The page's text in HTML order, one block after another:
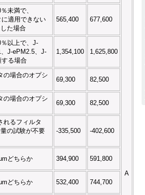
A
未満で、
適用できない
た場合
565,400 677,600
以上で、J-
J-ePM2.5、J-
る場合
1,354,100 1,625,800
の場合のオプシ
69,300 82,500
の場合のオプシ
69,300 82,500
れるフィルタ
の試験が不要
-335,500 -402,600
どちらか 394,900 591,800
どちらか 532,400 744,700